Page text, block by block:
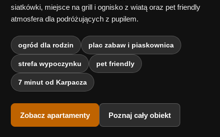
siatkówki, miejsce na grill i ognisko z wiatą oraz pet friendly
atmosfera dla podróżujących z pupilem.
ogród dla rodzin plac zabaw i piaskownica
strefa wypoczynku pet friendly
7 minut od Karpacza
Zobacz apartamenty Poznaj cały obiekt